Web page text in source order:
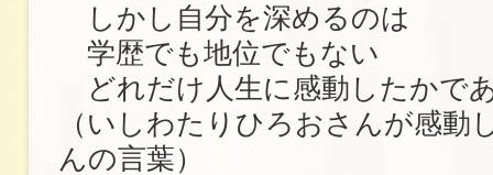
しかし自分を深めるのは
学歴でも地位でもない
どれだけ人生に感動したかで
（いしわたりひろおさんが感動
んの言葉）